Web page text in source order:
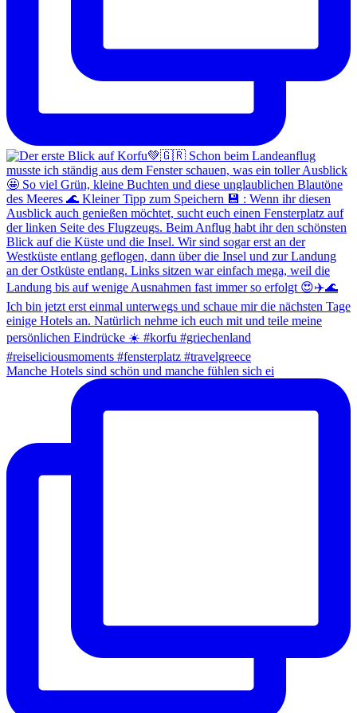
Manche Hotels sind schön und manche fühlen sich ei